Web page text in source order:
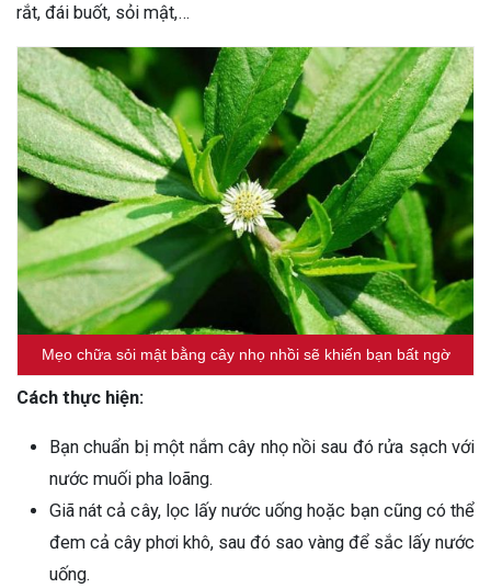
rắt, đái buốt, sỏi mật,…
Mẹo chữa sỏi mật bằng cây nhọ nhồi sẽ khiến bạn bất ngờ
Cách thực hiện:
Bạn chuẩn bị một nắm cây nhọ nồi sau đó rửa sạch với
nước muối pha loãng.
Giã nát cả cây, lọc lấy nước uống hoặc bạn cũng có thể
đem cả cây phơi khô, sau đó sao vàng để sắc lấy nước
uống.